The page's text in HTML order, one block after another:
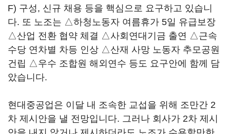
F) 구성, 신규 채용 등을 핵심으로 요구하고 있습니
다. 또 노조는 △하청노동자 여름휴가 5일 유급보장
△산업 전환 협약 체결 △사회연대기금 출연 △근속
수당 연차별 차등 인상 △산재 사망 노동자 추모공원
건립 △우수 조합원 해외연수 등도 요구안에 함께 담
았습니다.
현대중공업은 이달 내 조속한 교섭을 위해 조만간 2
차 제시안을 낼 전망입니다. 그러나 회사가 2차 제시